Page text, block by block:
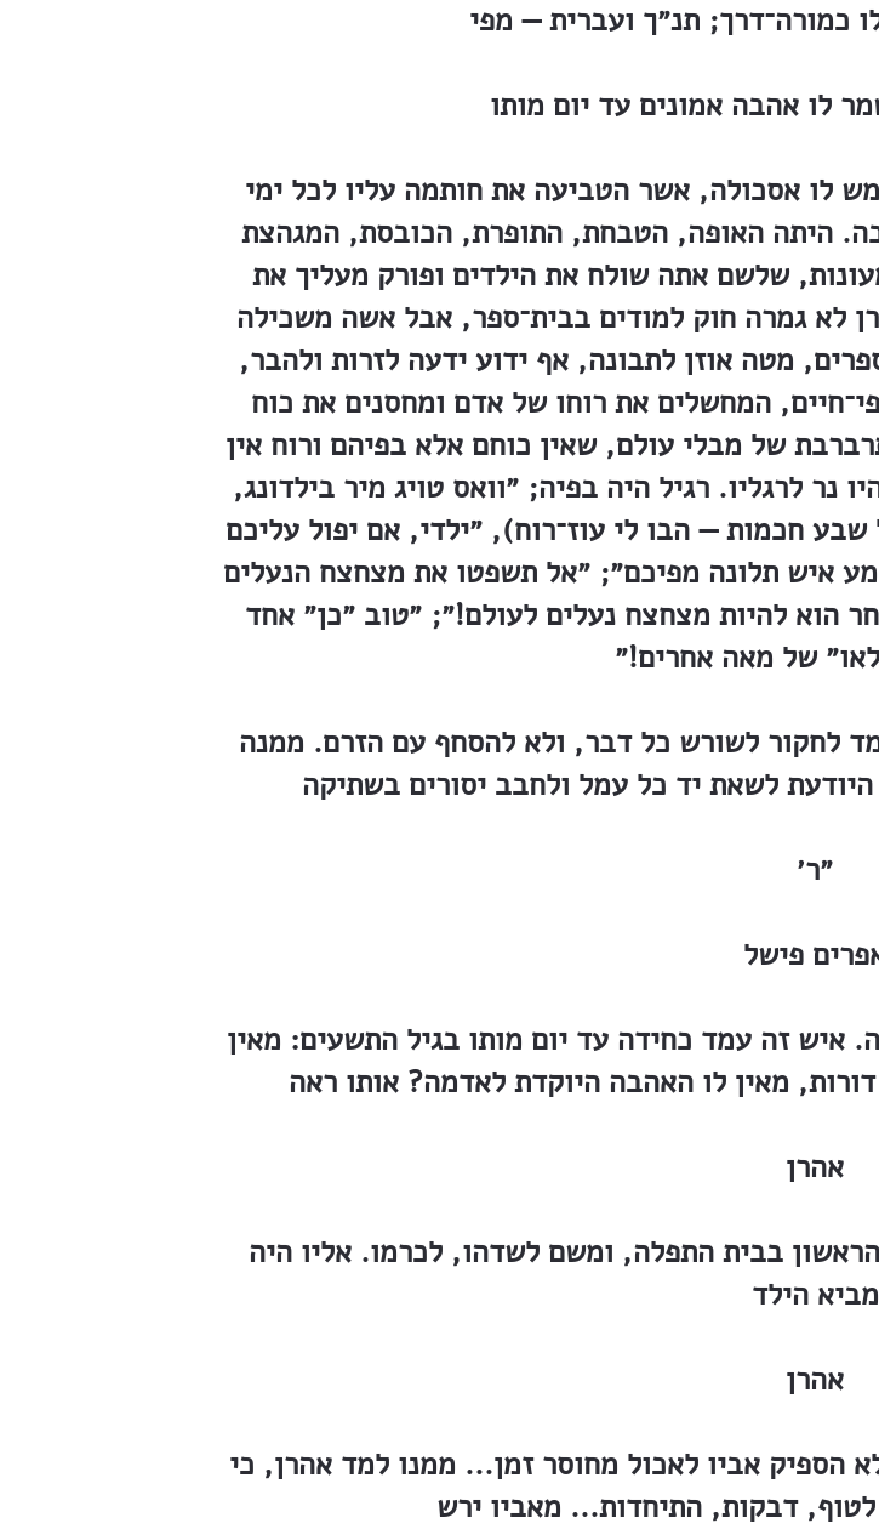
כמורה־דרך; תנ״ך ועברית — מפי
לו אסכולה, אשר הטביעה את חותמה עליו לכל ימי
היתה האופה, הטבחת, התופרת, הכובסת, המגהצת
שלשם אתה שולח את הילדים ופורק מעליך את
לא גמרה חוק למודים בבית־ספר, אבל אשה משכילה
מטה אוזן לתבונה, אף ידוע ידעה לזרות ולהבר,
המחשלים את רוחו של אדם ומחסנים את כוח
של מבלי עולם, שאין כוחם אלא בפיהם ורוח אין
לרגליו. רגיל היה בפיה; ״וואס טויג מיר בילדונג,
חכמות — הבו לי עוז־רוח), ״ילדי, אם יפול עליכם
איש תלונה מפיכם״; ״אל תשפטו את מצחצח הנעלים
הוא להיות מצחצח נעלים לעולם!״; ״טוב ״כן״ אחד
לחקור לשורש כל דבר, ולא להסחף עם הזרם. ממנה
״ר׳
פישל
איש זה עמד כחידה עד יום מותו בגיל התשעים: מאין
מאין לו האהבה היוקדת לאדמה? אותו ראה
אהרן
בבית התפלה, ומשם לשדהו, לכרמו. אליו היה
מביא הילד
אהרן
אביו לאכול מחוסר זמן... ממנו למד אהרן, כי
דבקות, התיחדות... מאביו ירש